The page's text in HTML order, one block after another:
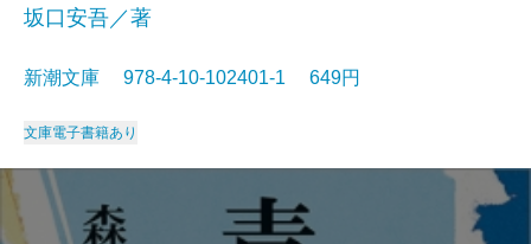
坂口安吾／著
新潮文庫 978-4-10-102401-1 649円
文庫電子書籍あり